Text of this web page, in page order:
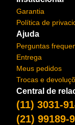
Garantia
Política de
Ajuda
Perguntas
Entrega
Meus pedidos
Trocas e
Central de
(11) 3031-
(21) 99189-